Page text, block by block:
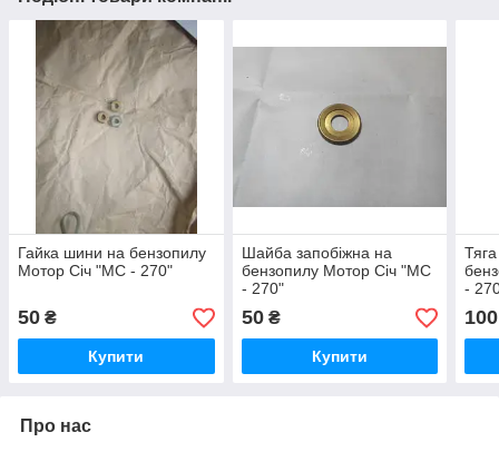
Гайка шини на бензопилу
Мотор Січ "МС - 270"
50 ₴
Купити
Шайба запобіжна на
бензопилу Мотор Січ "МС
- 270"
50₴
Купити
-
100
Про нас